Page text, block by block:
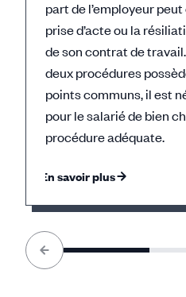
part de l’employeur
prise d’acte ou la
de son contrat de
deux procédures
points communs, il est
pour le salarié de bien
procédure adéquate.
En savoir plus